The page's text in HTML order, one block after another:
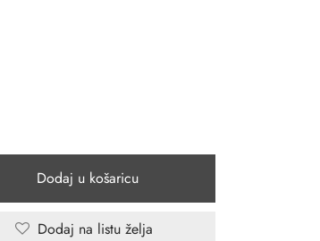
Dodaj u košaricu
Dodaj na listu želja